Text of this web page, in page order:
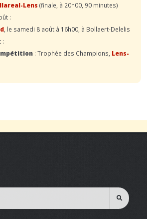
Lens (finale, à 20h00, 90 minutes)
:
, le samedi 8 août à 16h00, à Bollaert-Delelis
:
: Trophée des Champions, Lens-